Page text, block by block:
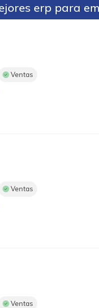
erp para
Ventas
Ventas
Ventas